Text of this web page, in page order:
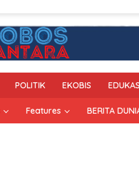
POLITIK EKOBIS
Features BERITA